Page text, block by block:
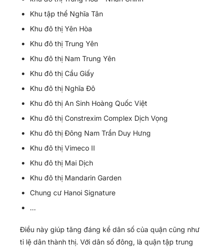
Khu tập thể Nghĩa Tân
Khu đô thị Yên Hòa
Khu đô thị Trung Yên
Khu đô thị Nam Trung Yên
Khu đô thị Cầu Giấy
Khu đô thị Nghĩa Đô
Khu đô thị An Sinh Hoàng Quốc Việt
Khu đô thị Constrexim Complex Dịch Vọng
Khu đô thị Đông Nam Trần Duy Hưng
Khu đô thị Vimeco II
Khu đô thị Mai Dịch
Khu đô thị Mandarin Garden
Chung cư Hanoi Signature
…
Điều này giúp tăng đáng kể dân số của quận cũng như
tỉ lệ dân thành thị. Với dân số đông, là quận tập trung